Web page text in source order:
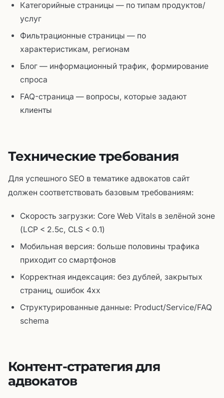
Категорийные страницы — по типам продуктов/
услуг
Фильтрационные страницы — по
характеристикам, регионам
Блог — информационный трафик, формирование
спроса
FAQ-страница — вопросы, которые задают
клиенты
Технические требования
Для успешного SEO в тематике адвокатов сайт
должен соответствовать базовым требованиям:
Скорость загрузки: Core Web Vitals в зелёной зоне
(LCP < 2.5с, CLS < 0.1)
Мобильная версия: больше половины трафика
приходит со смартфонов
Корректная индексация: без дублей, закрытых
страниц, ошибок 4xx
Структурированные данные: Product/Service/FAQ
schema
Контент-стратегия для
адвокатов